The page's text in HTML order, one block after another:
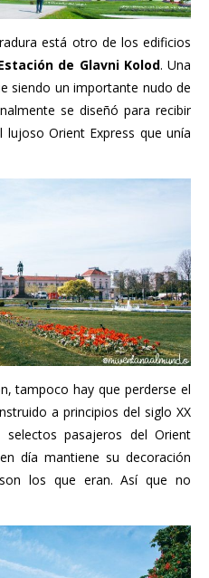
está otro de los edificios
de Glavni Kolod. Una
siendo un importante nudo de
se diseñó para recibir
Orient Express que unía
tampoco hay que perderse el
a principios del siglo XX
pasajeros del Orient
día mantiene su decoración
los que eran. Así que no